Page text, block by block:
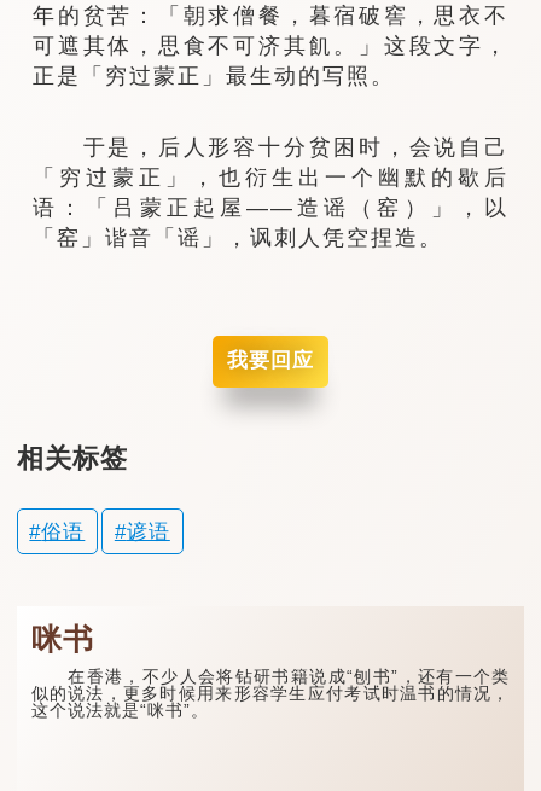
年的贫苦：「朝求僧餐，暮宿破窖，思衣不
可遮其体，思食不可济其飢。」这段文字，
正是「穷过蒙正」最生动的写照。
于是，后人形容十分贫困时，会说自己
「穷过蒙正」，也衍生出一个幽默的歇后
语：「吕蒙正起屋——造谣（窑）」，以
「窑」谐音「谣」，讽刺人凭空捏造。
我要回应
相关标签
俗语 谚语
咪书
在香港，不少人会将钻研书籍说成“刨书”，还有一个类
似的说法，更多时候用来形容学生应付考试时温书的情况，
这个说法就是“咪书”。